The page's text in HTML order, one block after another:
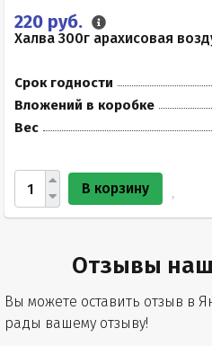
220 руб.
Халва 300г арахисовая
Срок годности
Вложений в коробке
Вес
В корзину
Отзывы
Вы можете оставить отзыв в
рады вашему отзыву!